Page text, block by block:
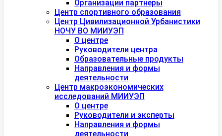
Организации партнеры
Центр спортивного образования
Центр Цивилизационной Урбанистики
НОЧУ ВО МИИУЭП
О центре
Руководители центра
Образовательные продукты
Направления и формы
деятельности
Центр макроэкономических
исследований МИИУЭП
О центре
Руководители и эксперты
Направления и формы
деятельности